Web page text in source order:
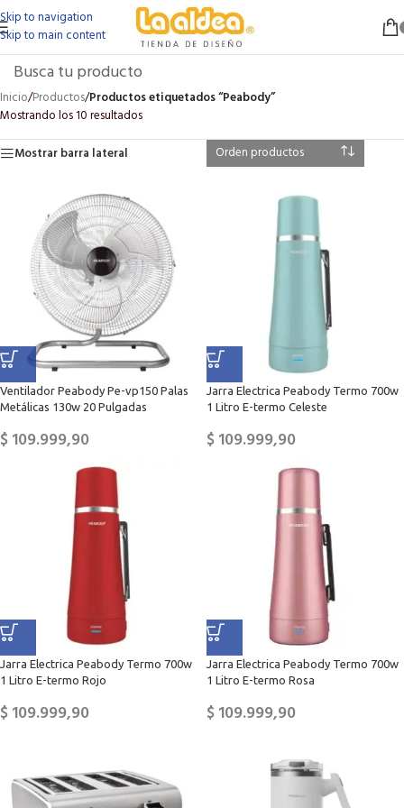
Skip to navigation
Skip to main content
Inicio/Productos/Productos etiquetados “Peabody”
Mostrando los 10 resultados
Mostrar barra lateral
Ventilador Peabody Pe-vp150 Palas
Metálicas 130w 20 Pulgadas
$109.999,90
Jarra Electrica Peabody Termo 700w
1 Litro E-termo Celeste
$109.999,90
Jarra Electrica Peabody Termo 700w
1 Litro E-termo Rojo
$109.999,90
Jarra Electrica Peabody Termo 700w
1 Litro E-termo Rosa
$109.999,90